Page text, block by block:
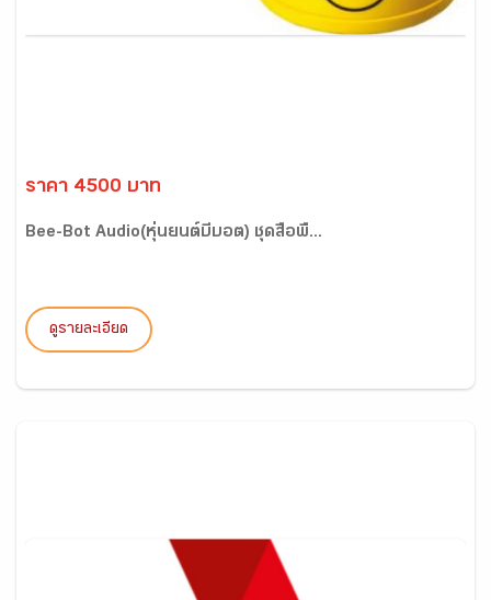
ราคา 4500 บาท
Bee-Bot Audio(หุ่นยนต์บีบอต) ชุดสื่อพื้...
ดูรายละเอียด